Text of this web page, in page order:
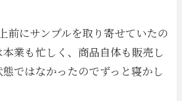
前にサンプルを取り寄せていたの
業も忙しく、商品自体も販売し
ではなかったのでずっと寝かし